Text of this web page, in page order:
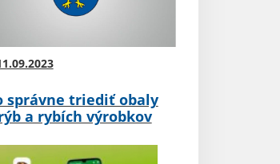
správne triediť obaly
a rybích výrobkov